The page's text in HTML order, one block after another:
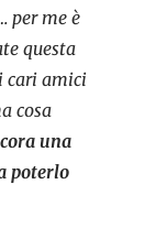
per me è
questa
cari amici
cosa
una
poterlo